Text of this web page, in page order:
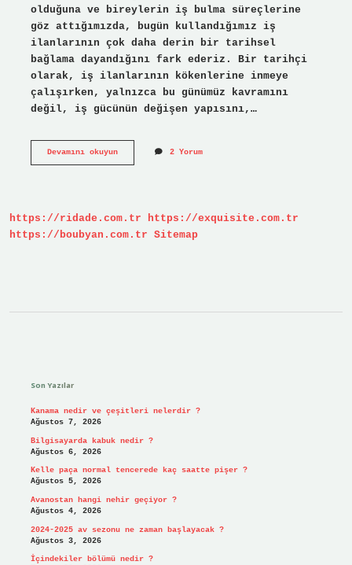
olduğuna ve bireylerin iş bulma süreçlerine
göz attığımızda, bugün kullandığımız iş
ilanlarının çok daha derin bir tarihsel
bağlama dayandığını fark ederiz. Bir tarihçi
olarak, iş ilanlarının kökenlerine inmeye
çalışırken, yalnızca bu günümüz kavramını
değil, iş gücünün değişen yapısını,…
Devamını okuyunIş
2 Yorum
https://ridade.com.tr
https://exquisite.com.tr
https://boubyan.com.tr Sitemap
Son Yazılar
Kanama nedir ve çeşitleri nelerdir ?
Ağustos 7, 2026
Bilgisayarda kabuk nedir ?
Ağustos 6, 2026
Kelle paça normal tencerede kaç saatte pişer ?
Ağustos 5, 2026
Avanostan hangi nehir geçiyor ?
Ağustos 4, 2026
2024-2025 av sezonu ne zaman başlayacak ?
Ağustos 3, 2026
İçindekiler bölümü nedir ?